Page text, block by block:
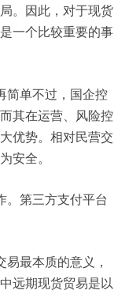
。因此，对于现货
一个比较重要的事
简单不过，国企控
其在运营、风险控
优势。相对民营交
安全。
。第三方支付平台
最本质的意义，
远期现货贸易是以